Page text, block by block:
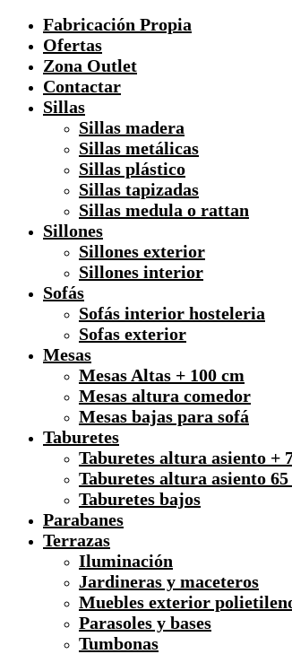
Fabricación Propia
Ofertas
Zona Outlet
Contactar
Sillas
Sillas madera
Sillas metálicas
Sillas plástico
Sillas tapizadas
Sillas medula o rattan
Sillones
Sillones exterior
Sillones interior
Sofás
Sofás interior hosteleria
Sofas exterior
Mesas
Mesas Altas + 100 cm
Mesas altura comedor
Mesas bajas para sofá
Taburetes
Taburetes altura asiento +
Taburetes altura asiento 65
Taburetes bajos
Parabanes
Terrazas
Iluminación
Jardineras y maceteros
Muebles exterior
Parasoles y bases
Tumbonas